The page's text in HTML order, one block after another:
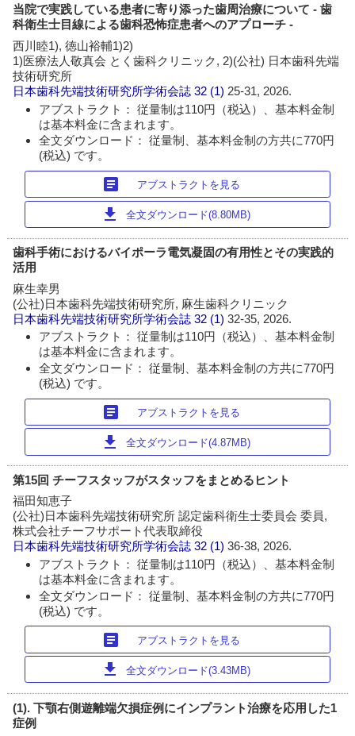
当院で実践している患者に寄り添った歯周治療について - 歯
科衛生士目線による歯科恐怖症患者へのアプローチ -
西川睦1), 徳山裕輔1)2)
1)医療法人敬真会 とく歯科クリニック, 2)(公社) 日本歯科先端
技術研究所
日本歯科先端技術研究所学術会誌 32 (1) 25-31, 2026.
アブストラクト： 従量制は110円（税込）、基本料金制
は基本料金に含まれます。
全文ダウンロード： 従量制、基本料金制の方共に770円
(税込) です。
article アブストラクトを見る
download 全文ダウンロード(8.80MB)
歯科手術におけるバイポーラ電気凝固の有用性とその実践的
活用
麻生幸男
(公社)日本歯科先端技術研究所, 麻生歯科クリニック
日本歯科先端技術研究所学術会誌 32 (1)32-35, 2026.
アブストラクト： 従量制は110円（税込）、基本料金制
は基本料金に含まれます。
全文ダウンロード： 従量制、基本料金制の方共に770円
(税込) です。
article アブストラクトを見る
download 全文ダウンロード(4.87MB)
第15回 チーフスタッフがスタッフをまとめるヒント
福田知恵子
(公社)日本歯科先端技術研究所 認定歯科衛生士委員会 委員,
株式会社チーフサポート代表取締役
日本歯科先端技術研究所学術会誌 32 (1)36-38, 2026.
アブストラクト： 従量制は110円（税込）、基本料金制
は基本料金に含まれます。
全文ダウンロード： 従量制、基本料金制の方共に770円
(税込) です。
article アブストラクトを見る
download 全文ダウンロード(3.43MB)
(1). 下顎右側遊離端欠損症例にインプラント治療を応用した1
症例